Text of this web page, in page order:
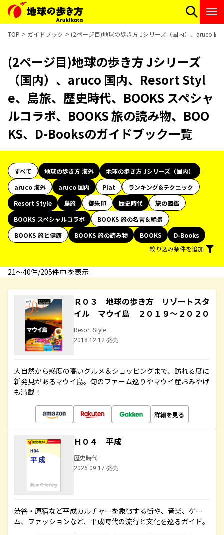
TOP ガイドブック (2ページ目)地球の歩き方 Jシリーズ（国内）、aruco 国
(2ページ目)地球の歩き方 Jシリーズ
（国内）、aruco 国内、Resort Styl
e、島旅、歴史時代、BOOKS スペシャ
ルコラボ、BOOKS 旅の読み物、BOO
KS、D-Booksのガイドブック一覧
すべて 地球の歩き方 海外
地球の歩き方 Jシリーズ（国内）
aruco 海外
aruco 国内 Plat
ランキング&テクニック
Resort Style
島旅 御朱印 歴史時代
旅の図鑑
BOOKS スペシャルコラボ
BOOKS 旅の名言＆絶景
BOOKS 旅と健康
BOOKS 旅の読み物 BOOKS
D-Books
絞り込み条件を追加
21〜40件/205件中 を表示
Ｒ０３ 地球の歩き方 リゾートスタ
イル マウイ島 ２０１９～２０２０
Resort Style
2018.12.12 発売
大自然から感度の高いグルメ＆ショッピングまで、訪れる度に
新発見があるマウイ島。旬のファーム巡りやマウイ産おみやげ
も満載！
詳細を見る
Ｈ０４ 平成
歴史時代
2026.09.17 発売
渋谷・原宿など平成カルチャーを象徴する街や、音楽、ゲー
ム、ファッションなど、平成時代の流行と文化を巡るガイド。